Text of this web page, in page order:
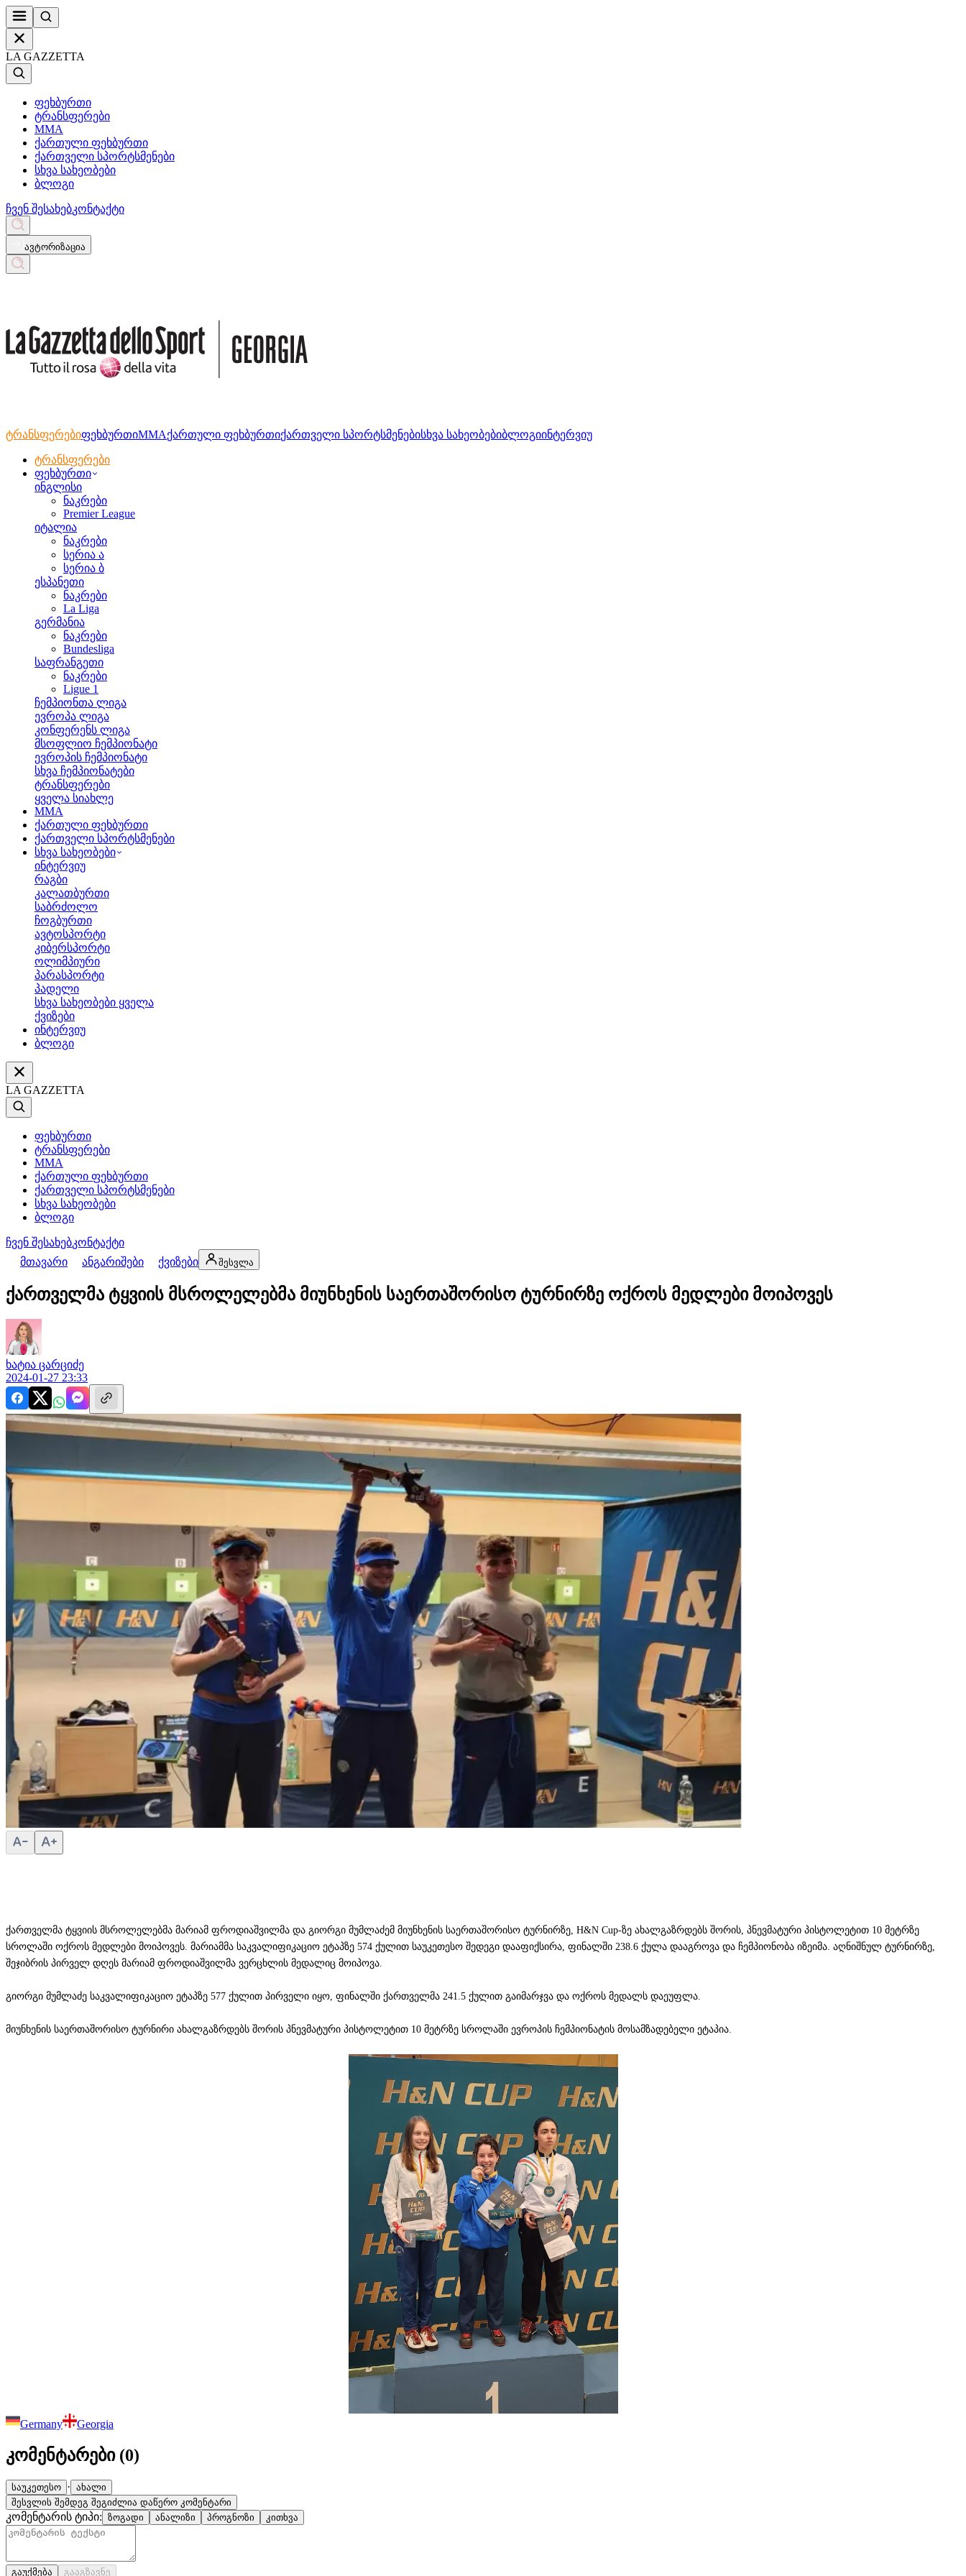
LA GAZZETTA
ფეხბურთი
ტრანსფერები
MMA
ქართული ფეხბურთი
ქართველი სპორტსმენები
სხვა სახეობები
ბლოგი
ჩვენ შესახებკონტაქტი
ავტორიზაცია
ტრანსფერებიფეხბურთიMMAქართული ფეხბურთიქართველი სპორტსმენებისხვა სახეობებიბლოგიინტერვიუ
ტრანსფერები
ფეხბურთი
ინგლისი
ნაკრები
Premier League
იტალია
ნაკრები
სერია ა
სერია ბ
ესპანეთი
ნაკრები
La Liga
გერმანია
ნაკრები
Bundesliga
საფრანგეთი
ნაკრები
Ligue 1
ჩემპიონთა ლიგა
ევროპა ლიგა
კონფერენს ლიგა
მსოფლიო ჩემპიონატი
ევროპის ჩემპიონატი
სხვა ჩემპიონატები
ტრანსფერები
ყველა სიახლე
MMA
ქართული ფეხბურთი
ქართველი სპორტსმენები
სხვა სახეობები
ინტერვიუ
რაგბი
კალათბურთი
საბრძოლო
ჩოგბურთი
ავტოსპორტი
კიბერსპორტი
ოლიმპიური
პარასპორტი
პადელი
სხვა სახეობები ყველა
ქვიზები
ინტერვიუ
ბლოგი
LA GAZZETTA
ფეხბურთი
ტრანსფერები
MMA
ქართული ფეხბურთი
ქართველი სპორტსმენები
სხვა სახეობები
ბლოგი
ჩვენ შესახებკონტაქტი
მთავარი
ანგარიშები ქვიზები შესვლა
ქართველმა ტყვიის მსროლელებმა მიუნხენის საერთაშორისო ტურნირზე ოქროს მედლები მოიპოვეს
ხატია ცარციძე
2024-01-27 23:33
ქართველმა ტყვიის მსროლელებმა მარიამ ფროდიაშვილმა და გიორგი მუმლაძემ მიუნხენის საერთაშორისო ტურნირზე, H&N Cup-ზე ახალგაზრდებს შორის, პნევმატური პისტოლეტით 10 მეტრზე
სროლაში ოქროს მედლები მოიპოვეს. მარიამმა საკვალიფიკაციო ეტაპზე 574 ქულით საუკეთესო შედეგი დააფიქსირა, ფინალში 238.6 ქულა დააგროვა და ჩემპიონობა იზეიმა. აღნიშნულ ტურნირზე,
შეჯიბრის პირველ დღეს მარიამ ფროდიაშვილმა ვერცხლის მედალიც მოიპოვა.
გიორგი მუმლაძე საკვალიფიკაციო ეტაპზე 577 ქულით პირველი იყო, ფინალში ქართველმა 241.5 ქულით გაიმარჯვა და ოქროს მედალს დაეუფლა.
მიუნხენის საერთაშორისო ტურნირი ახალგაზრდებს შორის პნევმატური პისტოლეტით 10 მეტრზე სროლაში ევროპის ჩემპიონატის მოსამზადებელი ეტაპია.
Germany Georgia
კომენტარები (0)
საუკეთესო · ახალი
შესვლის შემდეგ შეგიძლია დაწერო კომენტარი
კომენტარის ტიპი: ზოგადი ანალიზი პროგნოზი კითხვა
გაუქმება გააგზავნე